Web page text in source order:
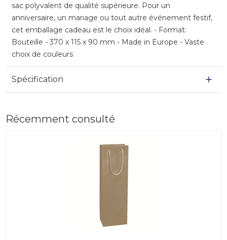
sac polyvalent de qualité supérieure. Pour un
anniversaire, un mariage ou tout autre événement festif,
cet emballage cadeau est le choix idéal. - Format:
Bouteille - 370 x 115 x 90 mm - Made in Europe - Vaste
choix de couleurs
Spécification
Récemment consulté